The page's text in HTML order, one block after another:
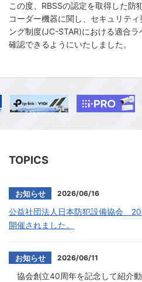
この度、RBSSの認定を取得した防
コーダー機器に関し、セキュリテ
ング制度(JC-STAR)における適合
確認できるようにいたしました。
TOPICS
2026/06/16
お知らせ
公益社団法人日本防犯設備協会
開催されました。
2026/06/11
お知らせ
協会創立40周年を記念して紹介